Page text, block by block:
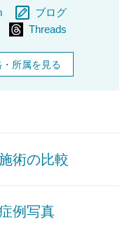
ブログ
Threads
・所属を見る
術の比較
例写真